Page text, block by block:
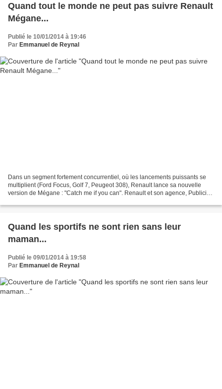
Quand tout le monde ne peut pas suivre Renault
Mégane...
Publié le 10/01/2014 à 19:46
Par Emmanuel de Reynal
Dans un segment fortement concurrentiel, où les lancements puissants se
multiplient (Ford Focus, Golf 7, Peugeot 308), Renault lance sa nouvelle
version de Mégane : "Catch me if you can". Renault et son agence, Publicis
Quand les sportifs ne sont rien sans leur
maman...
Publié le 09/01/2014 à 19:58
Par Emmanuel de Reynal